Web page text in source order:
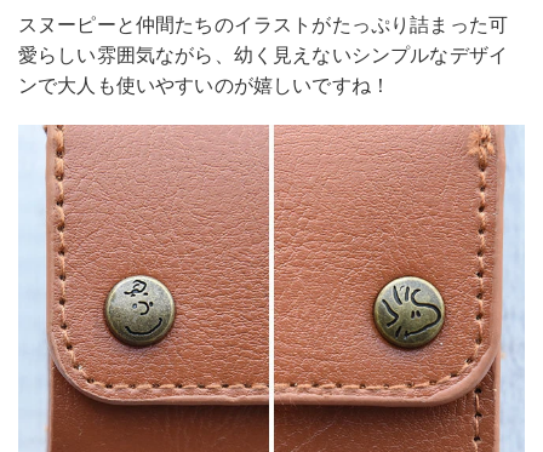
スヌーピーと仲間たちのイラストがたっぷり詰まった可
愛らしい雰囲気ながら、幼く見えないシンプルなデザイ
ンで大人も使いやすいのが嬉しいですね！